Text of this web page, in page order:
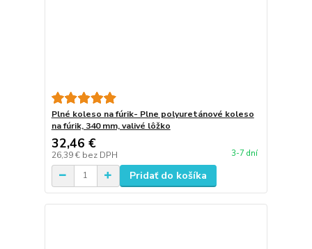
Plné koleso na fúrik- Plne polyuretánové koleso
na fúrik, 340 mm, valivé lôžko
32,46 €
26,39 € bez DPH 3-7 dní
Pridať do košíka